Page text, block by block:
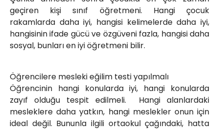
geçiren kişi sınıf öğretmeni. Hangi çocuk
rakamlarda daha iyi, hangisi kelimelerde daha iyi,
hangisinin ifade gücü ve özgüveni fazla, hangisi daha
sosyal, bunları en iyi öğretmeni bilir.
Öğrencilere mesleki eğilim testi yapılmalı
Öğrencinin hangi konularda iyi, hangi konularda
zayıf olduğu tespit edilmeli. Hangi alanlardaki
mesleklere daha yatkın, hangi meslekler onun için
ideal değil. Bununla ilgili ortaokul çağındaki, hatta